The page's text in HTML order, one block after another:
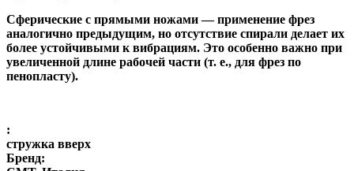
Сферические с прямыми ножами— применение фрез
аналогично предыдущим, но отсутствие спирали делает их
более устойчивыми к вибрациям. Это особенно важно при
увеличенной длине рабочей части (т. е., для фрез по
пенопласту).
:
стружка вверх
Бренд: